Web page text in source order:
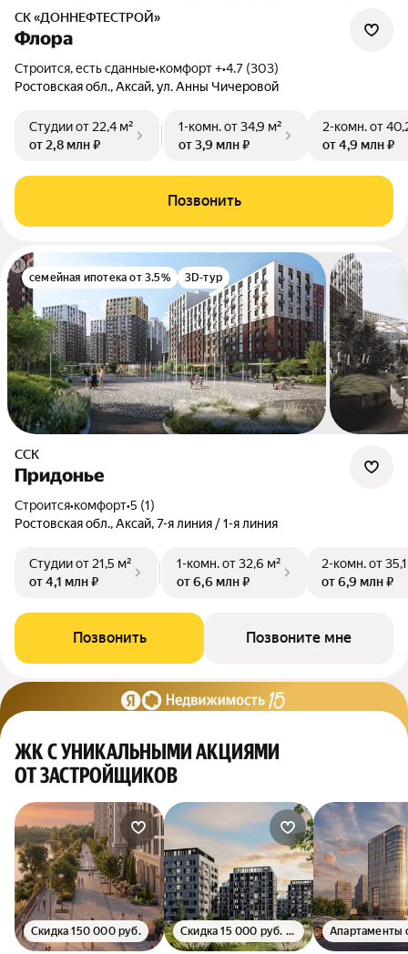
СК «ДОННЕФТЕСТРОЙ»
Флора
Строится, есть сданные•комфорт +•4.7 (303)
Ростовская обл., Аксай, ул. Анны Чичеровой
Студииот 22,4 м²
от 2,8 млн ₽
1-комн.от 34,9 м²
от 3,9 млн ₽
2-комн.от
от 4,9 млн ₽
Позвонить
семейная ипотека от 3.5% 3D-тур
ССК
Придонье
Строится•комфорт•5 (1)
Ростовская обл., Аксай, 7-я линия / 1-я линия
Студииот 21,5 м²
от 4,1 млн ₽
1-комн.от 32,6 м²
от 6,6 млн ₽
2-комн.от
от 6,9 млн ₽
Позвонить Позвоните мне
ЖК С УНИКАЛЬНЫМИ АКЦИЯМИ
ОТ ЗАСТРОЙЩИКОВ
Скидка 150 000 руб. Скидка 15 000 руб. с м²